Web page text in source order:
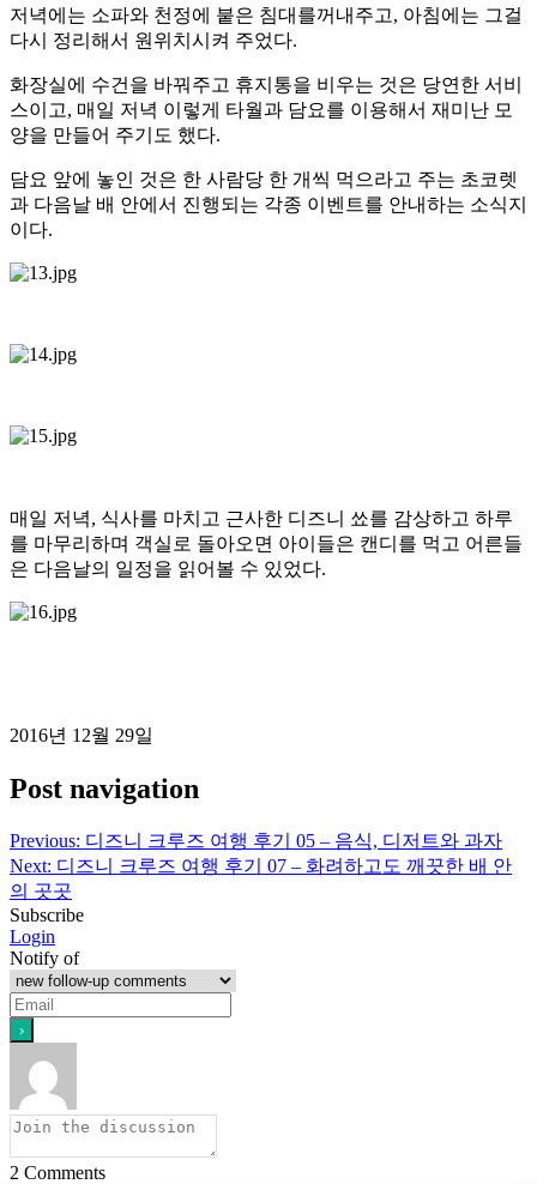
저녁에는 소파와 천정에 붙은 침대를꺼내주고, 아침에는 그걸
다시 정리해서 원위치시켜 주었다.
화장실에 수건을 바꿔주고 휴지통을 비우는 것은 당연한 서비
스이고, 매일 저녁 이렇게 타월과 담요를 이용해서 재미난 모
양을 만들어 주기도 했다.
담요 앞에 놓인 것은 한 사람당 한 개씩 먹으라고 주는 초코렛
과 다음날 배 안에서 진행되는 각종 이벤트를 안내하는 소식지
이다.
매일 저녁, 식사를 마치고 근사한 디즈니 쑈를 감상하고 하루
를 마무리하며 객실로 돌아오면 아이들은 캔디를 먹고 어른들
은 다음날의 일정을 읽어볼 수 있었다.
2016년 12월 29일
Post navigation
Previous: 디즈니 크루즈 여행 후기 05 – 음식, 디저트와 과자
Next: 디즈니 크루즈 여행 후기 07 – 화려하고도 깨끗한 배 안
의 곳곳
Subscribe
Login
Notify of
2 Comments